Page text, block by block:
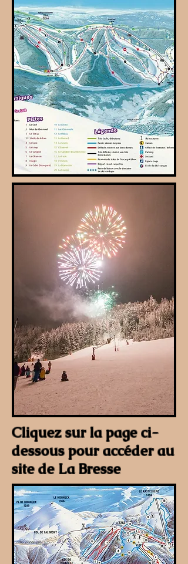
Cliquez sur la page ci-
dessous pour accéder au
site de La Bresse